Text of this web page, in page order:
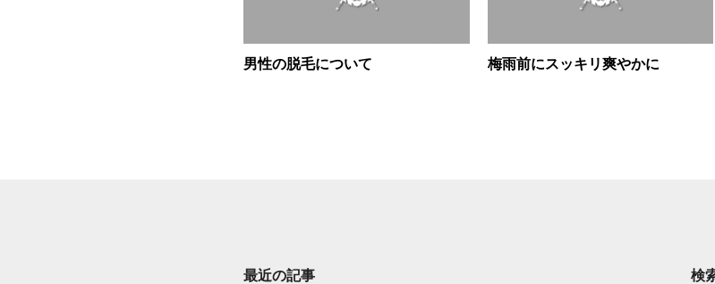
男性の脱毛について 梅雨前にスッキリ爽やかに
最近の記事 検